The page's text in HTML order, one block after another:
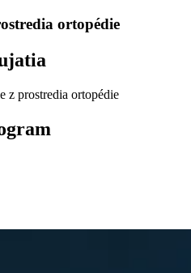
ortopédie
z prostredia ortopédie